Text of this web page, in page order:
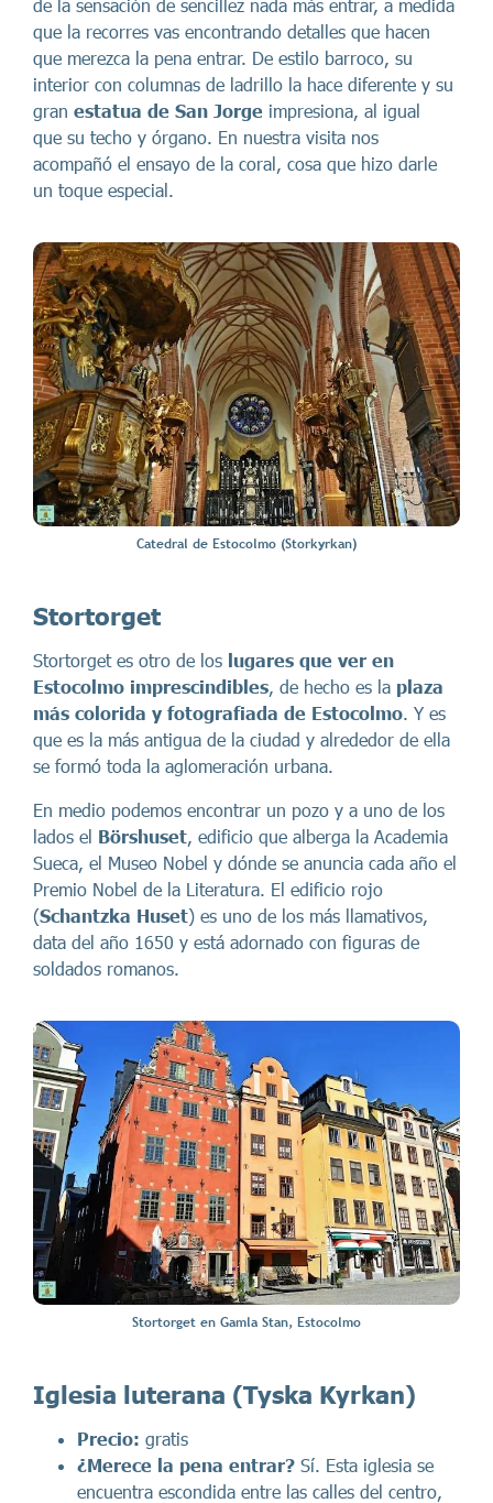
de la sensación de sencillez nada más entrar, a medida
que la recorres vas encontrando detalles que hacen
que merezca la pena entrar. De estilo barroco, su
interior con columnas de ladrillo la hace diferente y su
gran estatua de San Jorge impresiona, al igual
que su techo y órgano. En nuestra visita nos
acompañó el ensayo de la coral, cosa que hizo darle
un toque especial.
Catedral de Estocolmo (Storkyrkan)
Stortorget
Stortorget es otro de los lugares que ver en
Estocolmo imprescindibles, de hecho es la plaza
más colorida y fotografiada de Estocolmo. Y es
que es la más antigua de la ciudad y alrededor de ella
se formó toda la aglomeración urbana.
En medio podemos encontrar un pozo y a uno de los
lados el Börshuset, edificio que alberga la Academia
Sueca, el Museo Nobel y dónde se anuncia cada año el
Premio Nobel de la Literatura. El edificio rojo
(Schantzka Huset) es uno de los más llamativos,
data del año 1650 y está adornado con figuras de
soldados romanos.
Stortorget en Gamla Stan, Estocolmo
Iglesia luterana (Tyska Kyrkan)
Precio: gratis
¿Merece la pena entrar? Sí. Esta iglesia se
encuentra escondida entre las calles del centro,